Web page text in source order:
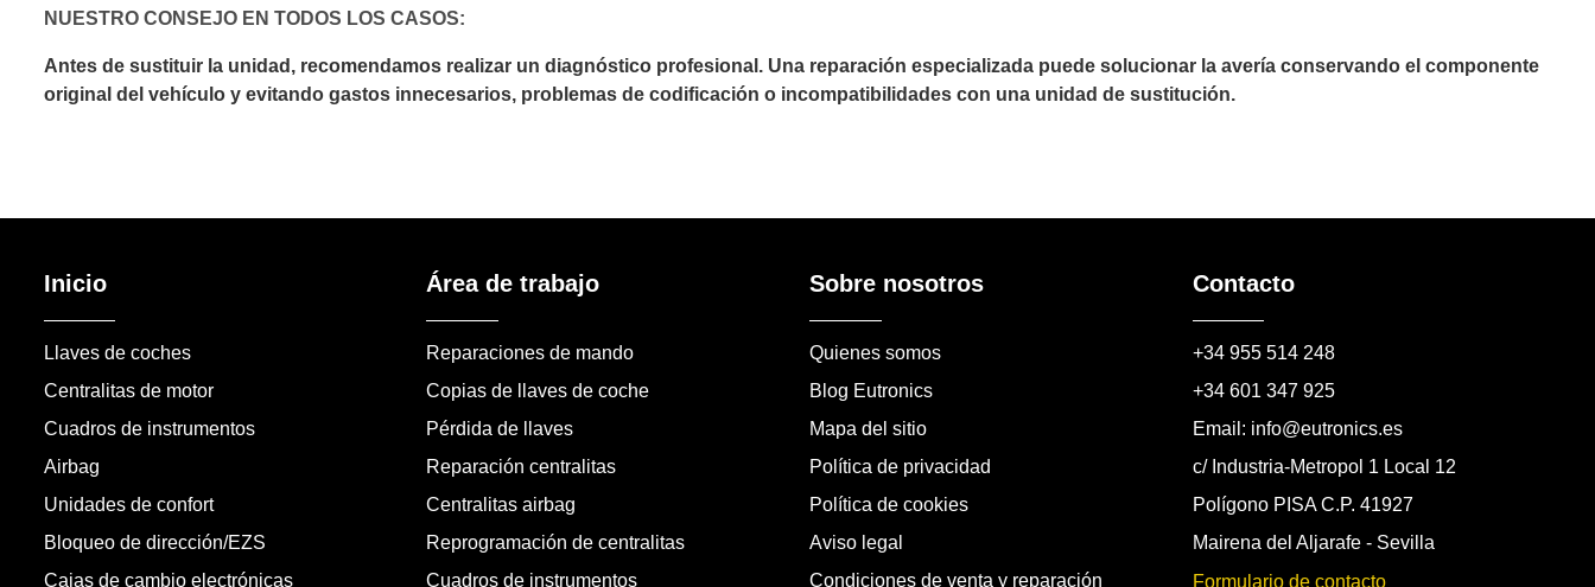
NUESTRO CONSEJO EN TODOS LOS CASOS:
Antes de sustituir la unidad, recomendamos realizar un diagnóstico profesional. Una reparación especializada puede solucionar la avería conservando el componente
original del vehículo y evitando gastos innecesarios, problemas de codificación o incompatibilidades con una unidad de sustitución.
Inicio
Llaves de coches
Centralitas de motor
Cuadros de instrumentos
Airbag
Unidades de confort
Bloqueo de dirección/EZS
Cajas de cambio electrónicas
Área de trabajo
Reparaciones de mando
Copias de llaves de coche
Pérdida de llaves
Reparación centralitas
Centralitas airbag
Reprogramación de centralitas
Cuadros de instrumentos
Sobre nosotros
Quienes somos
Blog Eutronics
Mapa del sitio
Política de privacidad
Política de cookies
Aviso legal
Condiciones de venta y reparación
Contacto
+34 955 514 248
+34 601 347 925
Email: info@eutronics.es
c/ Industria-Metropol 1 Local 12
Polígono PISA C.P. 41927
Mairena del Aljarafe - Sevilla
Formulario de contacto